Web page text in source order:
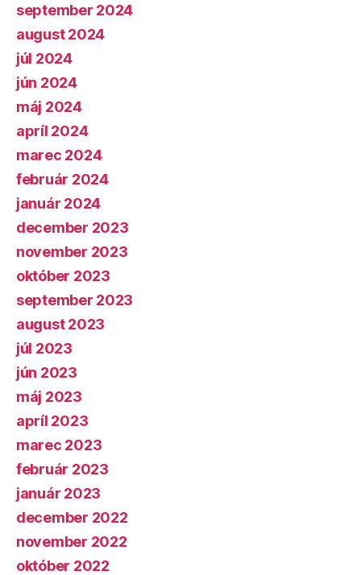
september 2024
august 2024
júl 2024
jún 2024
máj 2024
apríl 2024
marec 2024
február 2024
január 2024
december 2023
november 2023
október 2023
september 2023
august 2023
júl 2023
jún 2023
máj 2023
apríl 2023
marec 2023
február 2023
január 2023
december 2022
november 2022
október 2022